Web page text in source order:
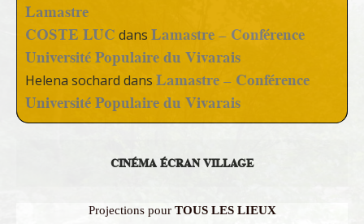
Lamastre
COSTE LUC dans Lamastre – Conférence
Université Populaire du Vivarais
Helena sochard dans Lamastre – Conférence
Université Populaire du Vivarais
CINÉMA ÉCRAN VILLAGE